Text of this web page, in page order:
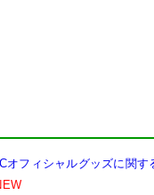
オフィシャルグッズに関